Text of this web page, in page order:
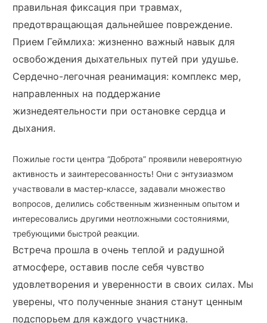
правильная фиксация при травмах,
предотвращающая дальнейшее повреждение.
Прием Геймлиха: жизненно важный навык для
освобождения дыхательных путей при удушье.
Сердечно-легочная реанимация: комплекс мер,
направленных на поддержание
жизнедеятельности при остановке сердца и
дыхания.
Пожилые гости центра “Доброта” проявили невероятную
активность и заинтересованность! Они с энтузиазмом
участвовали в мастер-классе, задавали множество
вопросов, делились собственным жизненным опытом и
интересовались другими неотложными состояниями,
требующими быстрой реакции.
Встреча прошла в очень теплой и радушной
атмосфере, оставив после себя чувство
удовлетворения и уверенности в своих силах. Мы
уверены, что полученные знания станут ценным
подспорьем для каждого участника.